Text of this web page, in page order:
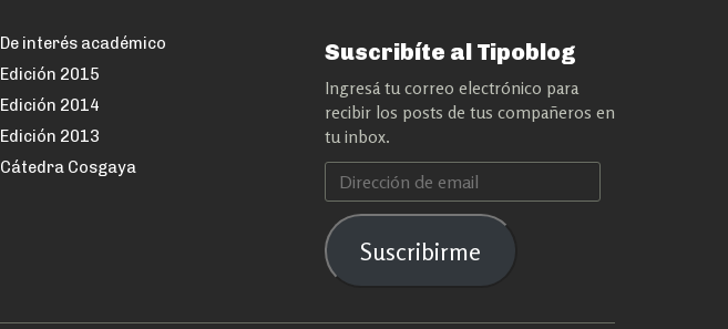
De interés académico
Edición 2015
Edición 2014
Edición 2013
Cátedra Cosgaya
Suscribíte al Tipoblog
Ingresá tu correo electrónico para
recibir los posts de tus compañeros en
tu inbox.
Dirección
de
email
Suscribirme